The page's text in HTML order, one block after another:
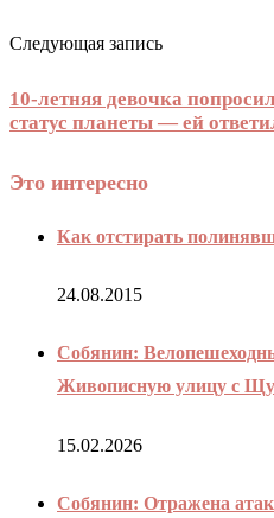
Следующая запись
10-летняя девочка
статус планеты — ей
Это интересно
Как отстирать
24.08.2015
Собянин:
Живописную улицу с
15.02.2026
Собянин: Отражена